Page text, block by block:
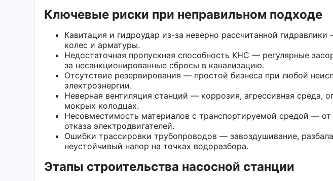
Ключевые риски при неправильном подходе
Кавитация и гидроудар из-за неверно рассчитанной
колес и арматуры.
Недостаточная пропускная способность КНС — регулярные
за несанкционированные сбросы в канализацию.
Отсутствие резервирования — простой бизнеса при любой
электроэнергии.
Неверная вентиляция станций — коррозия, агрессивная среда,
мокрых колодцах.
Несовместимость материалов с транспортируемой средой —
отказа электродвигателей.
Ошибки трассировки трубопроводов — завоздушивание,
неустойчивый напор на точках водоразбора.
Этапы строительства насосной станции